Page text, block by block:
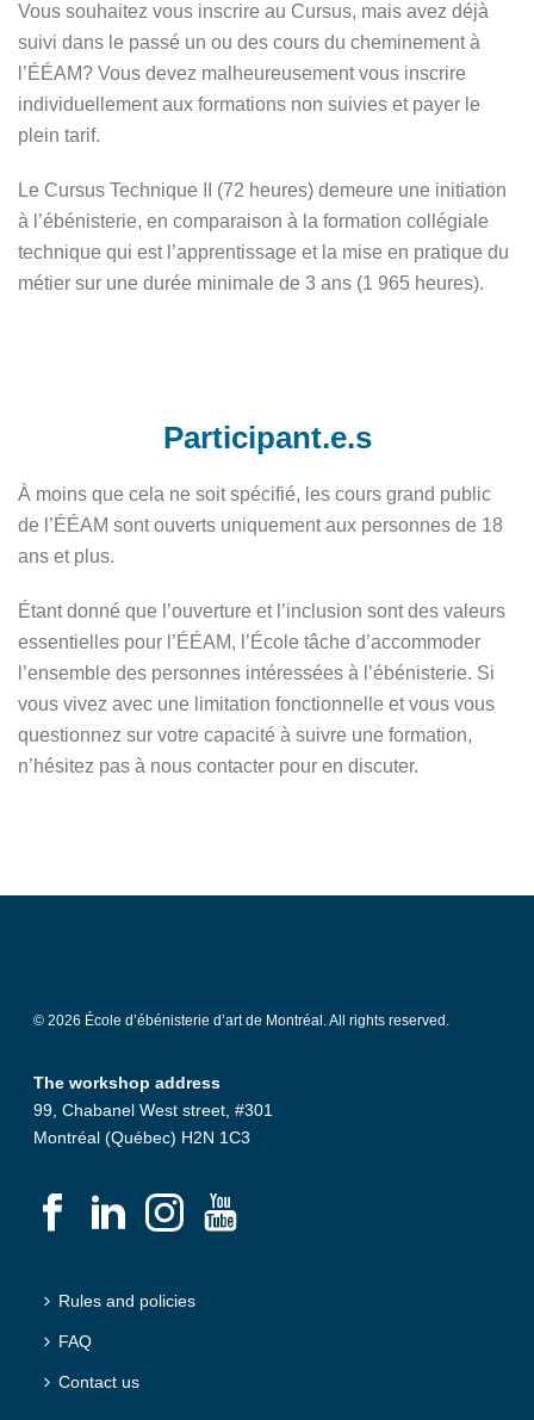
Vous souhaitez vous inscrire au Cursus, mais avez déjà
suivi dans le passé un ou des cours du cheminement à
l’ÉÉAM? Vous devez malheureusement vous inscrire
individuellement aux formations non suivies et payer le
plein tarif.
Le Cursus Technique II (72 heures) demeure une initiation
à l’ébénisterie, en comparaison à la formation collégiale
technique qui est l’apprentissage et la mise en pratique du
métier sur une durée minimale de 3 ans (1 965 heures).
Participant.e.s
À moins que cela ne soit spécifié, les cours grand public
de l’ÉÉAM sont ouverts uniquement aux personnes de 18
ans et plus.
Étant donné que l’ouverture et l’inclusion sont des valeurs
essentielles pour l’ÉÉAM, l’École tâche d’accommoder
l’ensemble des personnes intéressées à l’ébénisterie. Si
vous vivez avec une limitation fonctionnelle et vous vous
questionnez sur votre capacité à suivre une formation,
n’hésitez pas à nous contacter pour en discuter.
© 2026 École d’ébénisterie d’art de Montréal. All rights reserved.
The workshop address
99, Chabanel West street, #301
Montréal (Québec) H2N 1C3
Rules and policies
FAQ
Contact us